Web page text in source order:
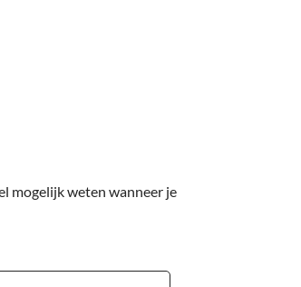
mogelijk weten wanneer je